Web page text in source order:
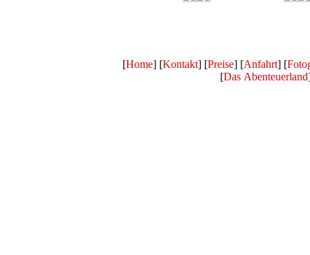
[Home] [Kontakt] [Preise] [Anfahrt] [
[Das Abenteuerland